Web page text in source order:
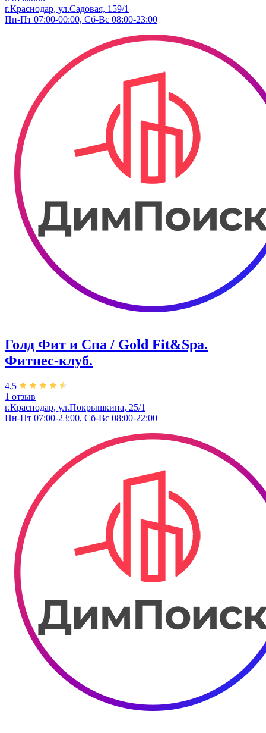
г.Краснодар, ул.Садовая, 159/1
Пн-Пт 07:00-00:00, Сб-Вс 08:00-23:00
Голд Фит и Спа / Gold Fit&Spa.
Фитнес-клуб.
4,5
1 отзыв
г.Краснодар, ул.Покрышкина, 25/1
Пн-Пт 07:00-23:00, Сб-Вс 08:00-22:00